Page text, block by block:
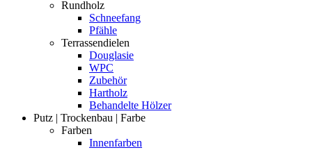
Rundholz
Schneefang
Pfähle
Terrassendielen
Douglasie
WPC
Zubehör
Hartholz
Behandelte Hölzer
Putz | Trockenbau | Farbe
Farben
Innenfarben